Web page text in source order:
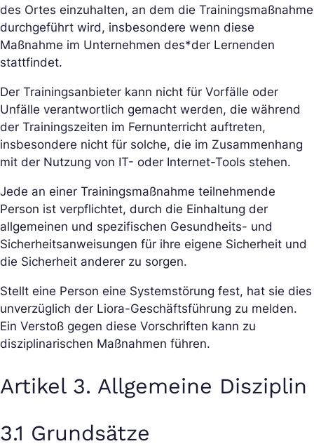
des Ortes einzuhalten, an dem die Trainingsmaßnahme
durchgeführt wird, insbesondere wenn diese
Maßnahme im Unternehmen des*der Lernenden
stattfindet.
Der Trainingsanbieter kann nicht für Vorfälle oder
Unfälle verantwortlich gemacht werden, die während
der Trainingszeiten im Fernunterricht auftreten,
insbesondere nicht für solche, die im Zusammenhang
mit der Nutzung von IT- oder Internet-Tools stehen.
Jede an einer Trainingsmaßnahme teilnehmende
Person ist verpflichtet, durch die Einhaltung der
allgemeinen und spezifischen Gesundheits- und
Sicherheitsanweisungen für ihre eigene Sicherheit und
die Sicherheit anderer zu sorgen.
Stellt eine Person eine Systemstörung fest, hat sie dies
unverzüglich der Liora-Geschäftsführung zu melden.
Ein Verstoß gegen diese Vorschriften kann zu
disziplinarischen Maßnahmen führen.
Artikel 3. Allgemeine Disziplin
3.1 Grundsätze